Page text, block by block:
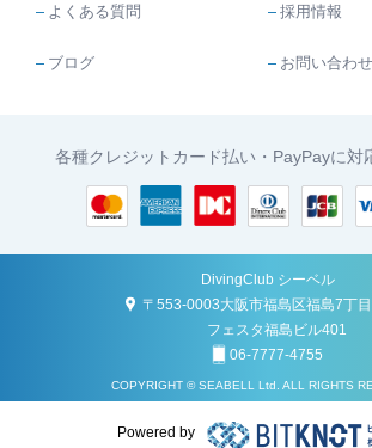
よくある質問 採用情報
ブログ お問い合わせ
各種クレジットカード払い・PayPayに対
DivingClub シーベル
〒553-0003大阪市福島区福島7丁
フェスタ福島ビル401
06-7777-4755
COPYRIGHT © SEABELL Ltd. ALL RIGHTS
Powered by